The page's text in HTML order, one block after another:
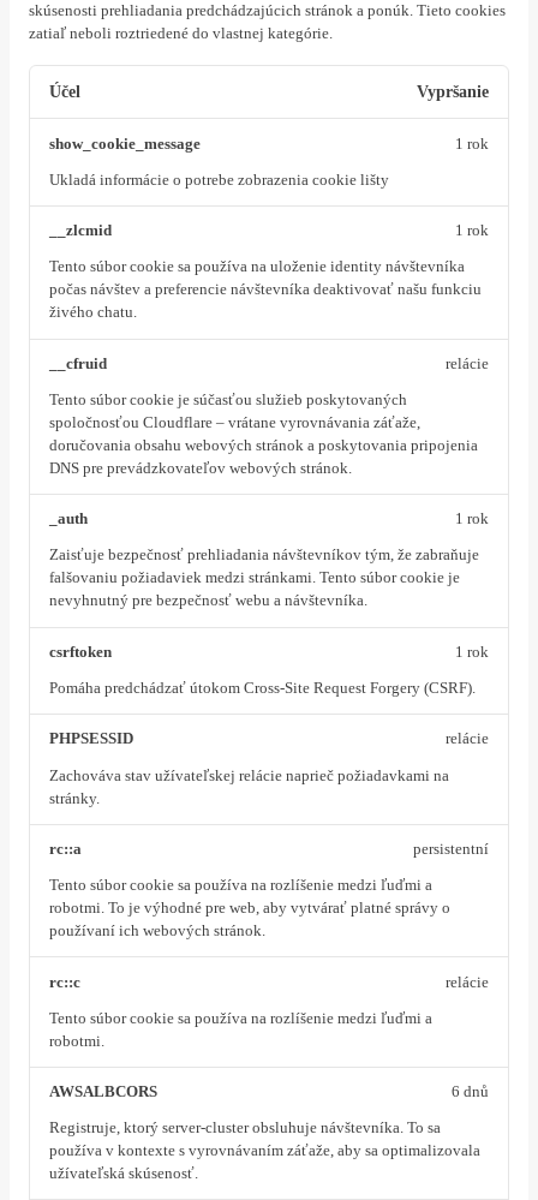
skúsenosti prehliadania predchádzajúcich stránok a ponúk. Tieto cookies
zatiaľ neboli roztriedené do vlastnej kategórie.
Účel Vypršanie
show_cookie_message
Ukladá informácie o potrebe zobrazenia cookie lišty
1 rok
__zlcmid
Tento súbor cookie sa používa na uloženie identity návštevníka
počas návštev a preferencie návštevníka deaktivovať našu funkciu
živého chatu.
1 rok
__cfruid
Tento súbor cookie je súčasťou služieb poskytovaných
spoločnosťou Cloudflare – vrátane vyrovnávania záťaže,
doručovania obsahu webových stránok a poskytovania pripojenia
DNS pre prevádzkovateľov webových stránok.
relácie
_auth
Zaisťuje bezpečnosť prehliadania návštevníkov tým, že zabraňuje
falšovaniu požiadaviek medzi stránkami. Tento súbor cookie je
nevyhnutný pre bezpečnosť webu a návštevníka.
1 rok
csrftoken
Pomáha predchádzať útokom Cross-Site Request Forgery (CSRF).
1 rok
PHPSESSID
Zachováva stav užívateľskej relácie naprieč požiadavkami na
stránky.
relácie
rc::a
Tento súbor cookie sa používa na rozlíšenie medzi ľuďmi a
robotmi. To je výhodné pre web, aby vytvárať platné správy o
používaní ich webových stránok.
persistentní
rc::c
Tento súbor cookie sa používa na rozlíšenie medzi ľuďmi a
robotmi.
relácie
AWSALBCORS
Registruje, ktorý server-cluster obsluhuje návštevníka. To sa
používa v kontexte s vyrovnávaním záťaže, aby sa optimalizovala
užívateľská skúsenosť.
6 dnů